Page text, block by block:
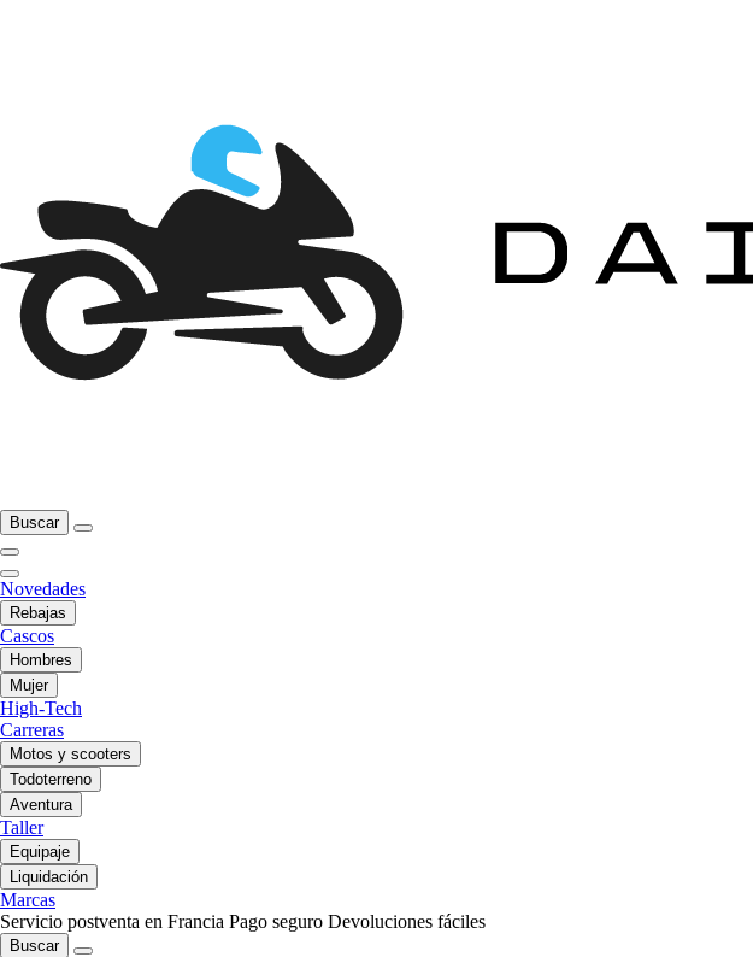
Buscar
Novedades
Rebajas
Cascos
Hombres
Mujer
High-Tech
Carreras
Motos y scooters
Todoterreno
Aventura
Taller
Equipaje
Liquidación
Marcas
Servicio postventa en Francia Pago seguro Devoluciones fáciles
Buscar